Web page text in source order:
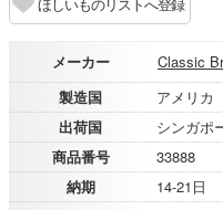
メーカー
Classic
製造国
アメリカ
出荷国
シンガポ
商品番号
33888
納期
14-21日